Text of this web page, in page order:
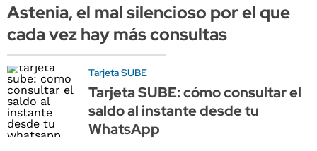
Astenia, el mal silencioso por el que
cada vez hay más consultas
Tarjeta SUBE
Tarjeta SUBE: cómo consultar el
saldo al instante desde tu
WhatsApp